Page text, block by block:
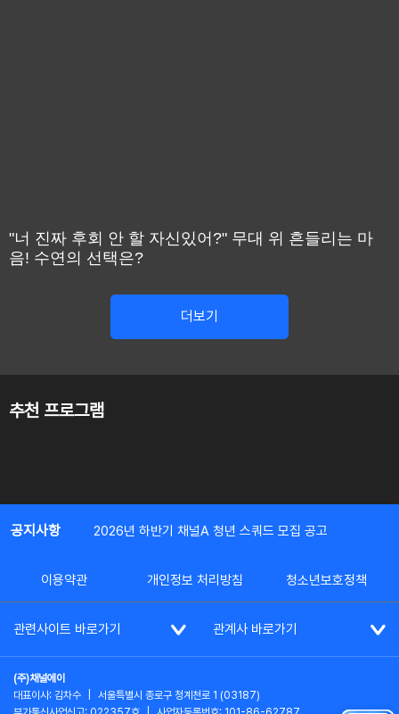
"너 진짜 후회 안 할 자신있어?" 무대 위 흔들리는 마
음! 수연의 선택은?
더보기
추천 프로그램
공지사항 2026년 하반기 채널A 청년 스쿼드 모집 공고
이용약관 개인정보 처리방침 청소년보호정책
관련사이트 바로가기 관계사 바로가기
(주)채널에이
대표이사: 김차수
서울특별시 종로구 청계천로 1 (03187)